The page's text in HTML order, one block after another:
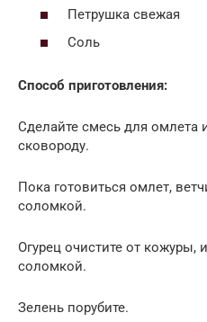
Петрушка свежая
Соль
Способ приготовления:
Сделайте смесь для омлета
сковороду.
Пока готовиться омлет,
соломкой.
Огурец очистите от кожуры,
соломкой.
Зелень порубите.